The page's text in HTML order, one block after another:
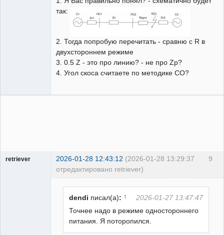
так:
2. Тогда попробую перечитать - сравню с R в
двухстороннем режиме
3. 0.5 Z - это про линию? - не про Zр?
4. Угол скоса считаете по методике СО?
9
retriever 2026-01-28 12:43:12 (2026-01-28 13:29:37
отредактировано retriever)
dendi писал(а): ↑
2026-01-27 13:47:47
Точнее надо в режиме одностороннего
питания. Я поторопился.